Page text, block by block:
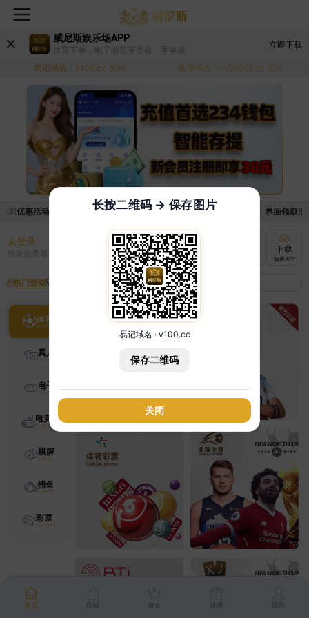
威尼斯娱乐场APP
体育下单，电子游艺等尽在一手掌握
立即下载
易记域名： v100.cc 复制 备用域名： vv20261.cc 复制
取优惠活动的手续麻烦，已新增优惠系统，现在可以前往【福利中心】界面领取
未登录
登录后查看 充值
快速到账
下载
极速APP
热门游戏
体育
真人
电子
电竞
棋牌
捕鱼
彩票
首页 商城 资金 优惠 我的
长按二维码 → 保存图片
易记域名 · v100.cc
保存二维码
关闭